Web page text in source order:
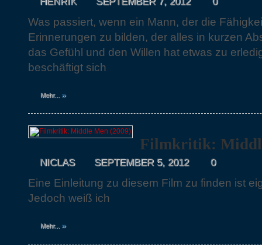
Was passiert, wenn ein Mann, der die
Erinnerungen zu bilden, der alles in kurzen
das Gefühl und den Willen hat etwas zu
beschäftigt sich
Mehr... »
Filmkritik:
NICLAS SEPTEMBER 5, 2012 0
Eine Einleitung zu diesem Film zu finden ist
Jedoch weiß ich
Mehr... »